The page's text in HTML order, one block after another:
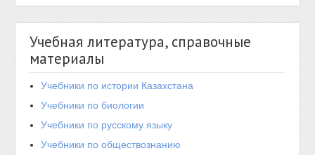
Учебная литература, справочные
материалы
Учебники по истории Казахстана
Учебники по биологии
Учебники по русскому языку
Учебники по обществознанию